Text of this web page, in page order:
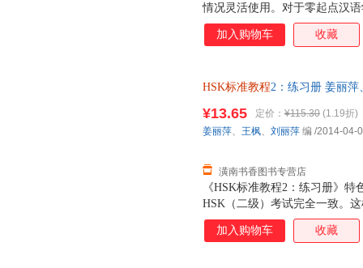
情况灵活使用。对于零起点汉
材，我们希望打破汉语很难的
效。学完《HSK标准教程1（
加入购物车 收藏
HSK标准教程2：练习册 姜丽萍
《HSK标准教程2：练习册》
HSK（二级）考试完全一致。
以让学习者在平日学习中接触
悉真题题型。每课听力和阅读
¥13.65 定价： ¥115.30 (1.19折)
潢南书香图书专营店
姜丽萍、 王枫、 刘丽萍 编 /2014-04-
加入购物车 收藏